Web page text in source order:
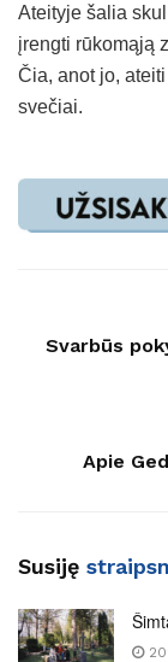
Ateityje šalia
įrengti rūkomąją
Čia, anot jo,
svečiai.
Svarbūs
Apie
Susiję